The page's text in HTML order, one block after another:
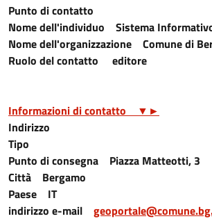
Punto di contatto
Nome dell'individuo Sistema
Nome dell'organizzazione Comune di
Ruolo del contatto editore
Informazioni di contatto ▼ ►
Indirizzo
Tipo
Punto di consegna Piazza Matteotti, 3
Città Bergamo
Paese IT
indirizzo e-mail